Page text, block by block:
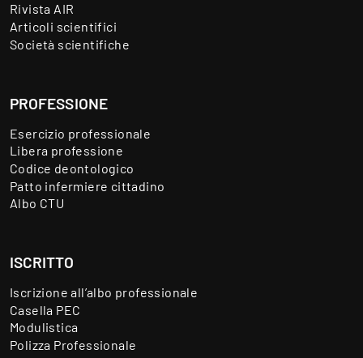
Rivista AIR
Articoli scientifici
Società scientifiche
PROFESSIONE
Esercizio professionale
Libera professione
Codice deontologico
Patto infermiere cittadino
Albo CTU
ISCRITTO
Iscrizione all’albo professionale
Casella PEC
Modulistica
Polizza Professionale